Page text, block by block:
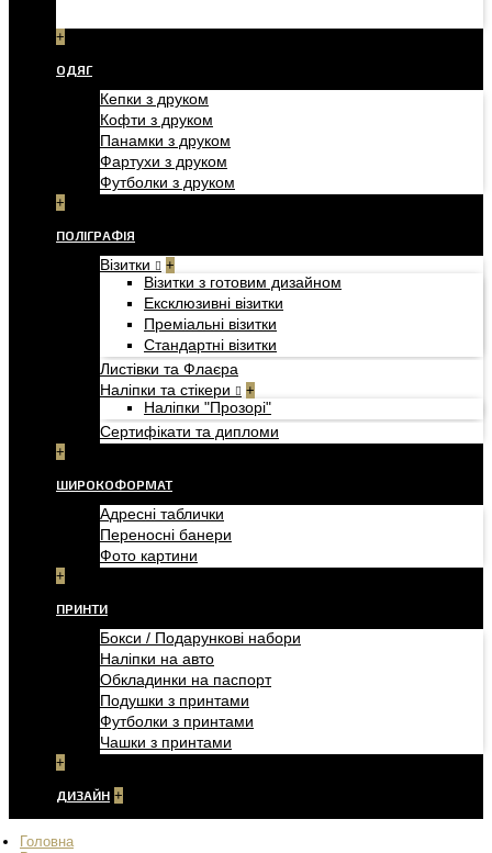
+
ОДЯГ
Кепки з друком
Кофти з друком
Панамки з друком
Фартухи з друком
Футболки з друком
+
ПОЛІГРАФІЯ
Візитки +
Візитки з готовим дизайном
Ексклюзивні візитки
Преміальні візитки
Стандартні візитки
Листівки та Флаєра
Наліпки та стікери
+
Наліпки "Прозорі"
Сертифікати та дипломи
+
ШИРОКОФОРМАТ
Адресні таблички
Переносні банери
Фото картини
+
ПРИНТИ
Бокси / Подарункові набори
Наліпки на авто
Обкладинки на паспорт
Подушки з принтами
Футболки з принтами
Чашки з принтами
+
ДИЗАЙН +
Головна